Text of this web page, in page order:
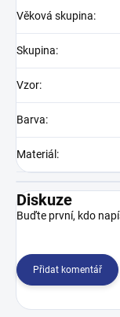
Věková skupina:
Skupina:
Vzor:
Barva:
Materiál :
Diskuze
Buďte první, kdo
Přidat komentář